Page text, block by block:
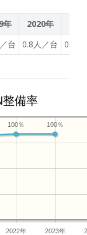
年 2020年
台 0.8人／台 0.8人
整備率
2022年 2023年
100％
100％